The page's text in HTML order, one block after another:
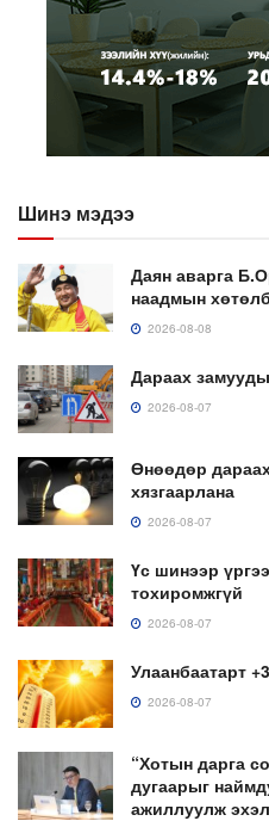
Шинэ мэдээ
Даян аварга
наадмын
2026-08-08
Дараах
2026-08-07
Өнөөдөр
хязгаарлана
2026-08-07
Үс шинээр
тохиромжгүй
2026-08-07
Улаанбаатарт
2026-08-07
“Хотын дарга
дугаарыг
ажиллуулж